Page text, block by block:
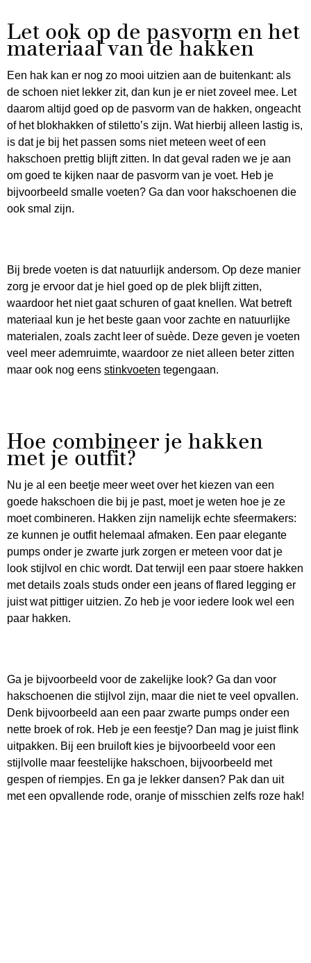
Let ook op de pasvorm en het
materiaal van de hakken
Een hak kan er nog zo mooi uitzien aan de buitenkant: als
de schoen niet lekker zit, dan kun je er niet zoveel mee. Let
daarom altijd goed op de pasvorm van de hakken, ongeacht
of het blokhakken of stiletto’s zijn. Wat hierbij alleen lastig is,
is dat je bij het passen soms niet meteen weet of een
hakschoen prettig blijft zitten. In dat geval raden we je aan
om goed te kijken naar de pasvorm van je voet. Heb je
bijvoorbeeld smalle voeten? Ga dan voor hakschoenen die
ook smal zijn.
Bij brede voeten is dat natuurlijk andersom. Op deze manier
zorg je ervoor dat je hiel goed op de plek blijft zitten,
waardoor het niet gaat schuren of gaat knellen. Wat betreft
materiaal kun je het beste gaan voor zachte en natuurlijke
materialen, zoals zacht leer of suède. Deze geven je voeten
veel meer ademruimte, waardoor ze niet alleen beter zitten
maar ook nog eens stinkvoeten tegengaan.
Hoe combineer je hakken
met je outfit?
Nu je al een beetje meer weet over het kiezen van een
goede hakschoen die bij je past, moet je weten hoe je ze
moet combineren. Hakken zijn namelijk echte sfeermakers:
ze kunnen je outfit helemaal afmaken. Een paar elegante
pumps onder je zwarte jurk zorgen er meteen voor dat je
look stijlvol en chic wordt. Dat terwijl een paar stoere hakken
met details zoals studs onder een jeans of flared legging er
juist wat pittiger uitzien. Zo heb je voor iedere look wel een
paar hakken.
Ga je bijvoorbeeld voor de zakelijke look? Ga dan voor
hakschoenen die stijlvol zijn, maar die niet te veel opvallen.
Denk bijvoorbeeld aan een paar zwarte pumps onder een
nette broek of rok. Heb je een feestje? Dan mag je juist flink
uitpakken. Bij een bruiloft kies je bijvoorbeeld voor een
stijlvolle maar feestelijke hakschoen, bijvoorbeeld met
gespen of riempjes. En ga je lekker dansen? Pak dan uit
met een opvallende rode, oranje of misschien zelfs roze hak!